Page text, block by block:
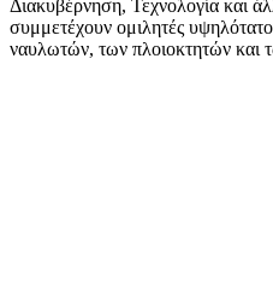
Διακυβέρνηση, Τεχνολογία και
συμμετέχουν ομιλητές
ναυλωτών, των πλοιοκτητών και